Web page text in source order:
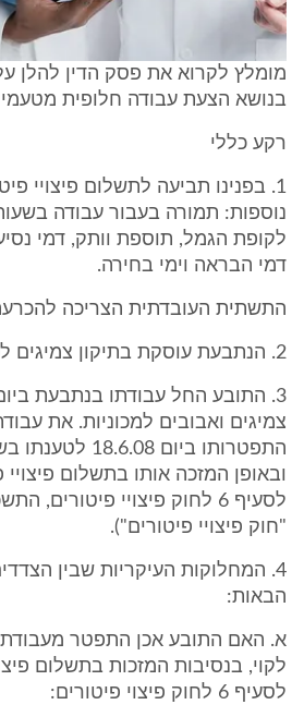
מומלץ לקרוא את פסק הדין להלן
בנושא הצעת עבודה חלופית מטעמי
רקע כללי
1. בפנינו תביעה לתשלום פיצויי
נוספות: תמורה בעבור עבודה
לקופת הגמל, תוספת וותק, דמי
דמי הבראה וימי בחירה.
התשתית העובדתית הצריכה
2. הנתבעת עוסקת בתיקון צמיגים לכלי רכב שונים.
צמיגים ואבובים למכוניות. את
התפטרותו ביום
ובאופן המזכה אותו בתשלום
"חוק פיצויי פיטורים").
4. המחלוקות העיקריות שבין
הבאות:
א. האם התובע אכן התפטר
לקוי, בנסיבות המזכות בתשלום
לסעיף 6 לחוק פיצוי פיטורים: